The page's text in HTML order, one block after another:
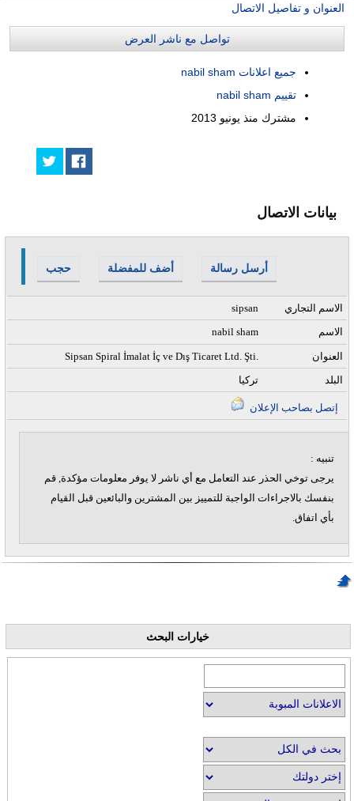
العنوان و تفاصيل الاتصال
تواصل مع ناشر العرض
جميع اعلانات nabil sham
تقييم nabil sham
مشترك منذ يونيو 2013
بيانات الاتصال
حجب أضف للمفضلة أرسل رسالة
sipsan
الاسم التجاري
nabil sham
الاسم
Sipsan Spiral İmalat İç ve Dış Ticaret Ltd. Şti.
العنوان
تركيا
البلد
تنبيه :
يرجى توخي الحذر عند التعامل مع أي ناشر لا يوفر معلومات مؤكدة, قم
بنفسك بالاجراءات الواجبة للتمييز بين المشترين والبائعين قبل القيام
بأي اتفاق.
خيارات البحث